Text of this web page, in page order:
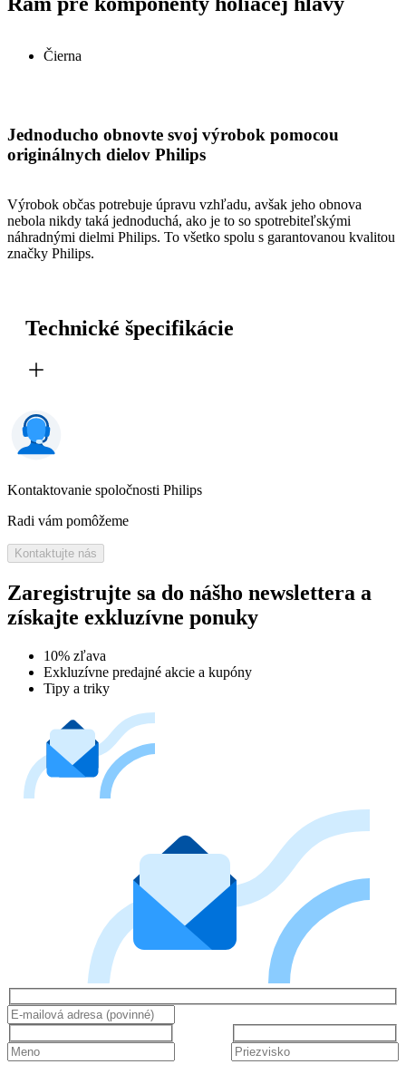
Čierna
Jednoducho obnovte svoj výrobok pomocou
originálnych dielov Philips
Výrobok občas potrebuje úpravu vzhľadu, avšak jeho obnova
nebola nikdy taká jednoduchá, ako je to so spotrebiteľskými
náhradnými dielmi Philips. To všetko spolu s garantovanou kvalitou
značky Philips.
Technické špecifikácie
Kontaktovanie spoločnosti Philips
Radi vám pomôžeme
Kontaktujte nás
Zaregistrujte sa do nášho newslettera a
získajte exkluzívne ponuky
10% zľava
Exkluzívne predajné akcie a kupóny
Tipy a triky